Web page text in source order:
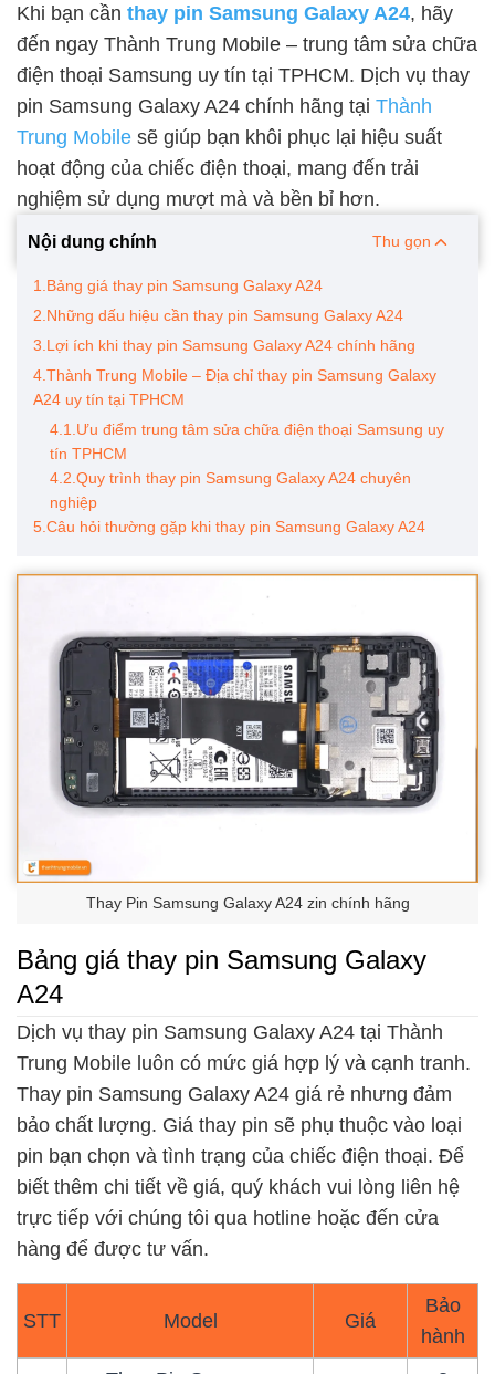
Khi bạn cần thay pin Samsung Galaxy A24, hãy
đến ngay Thành Trung Mobile – trung tâm sửa chữa
điện thoại Samsung uy tín tại TPHCM. Dịch vụ thay
pin Samsung Galaxy A24 chính hãng tại Thành
Trung Mobile sẽ giúp bạn khôi phục lại hiệu suất
hoạt động của chiếc điện thoại, mang đến trải
nghiệm sử dụng mượt mà và bền bỉ hơn.
Nội dung chính Thu gọn
1.Bảng giá thay pin Samsung Galaxy A24
2.Những dấu hiệu cần thay pin Samsung Galaxy A24
3.Lợi ích khi thay pin Samsung Galaxy A24 chính hãng
4.Thành Trung Mobile – Địa chỉ thay pin Samsung Galaxy
A24 uy tín tại TPHCM
4.1.Ưu điểm trung tâm sửa chữa điện thoại Samsung uy
tín TPHCM
4.2.Quy trình thay pin Samsung Galaxy A24 chuyên
nghiệp
5.Câu hỏi thường gặp khi thay pin Samsung Galaxy A24
Thay Pin Samsung Galaxy A24 zin chính hãng
Bảng giá thay pin Samsung Galaxy
A24
Dịch vụ thay pin Samsung Galaxy A24 tại Thành
Trung Mobile luôn có mức giá hợp lý và cạnh tranh.
Thay pin Samsung Galaxy A24 giá rẻ nhưng đảm
bảo chất lượng. Giá thay pin sẽ phụ thuộc vào loại
pin bạn chọn và tình trạng của chiếc điện thoại. Để
biết thêm chi tiết về giá, quý khách vui lòng liên hệ
trực tiếp với chúng tôi qua hotline hoặc đến cửa
hàng để được tư vấn.
STT Model Giá
Bảo
hành